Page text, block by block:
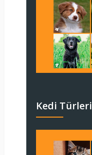
Kedi Türleri